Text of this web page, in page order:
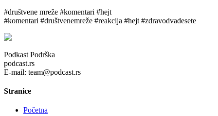
#društvene mreže #komentari #hejt
#komentari #društvenemreže #reakcija #hejt #zdravodvadesete
Podkast Podrška
podcast.rs
E-mail: team@podcast.rs
Stranice
Početna